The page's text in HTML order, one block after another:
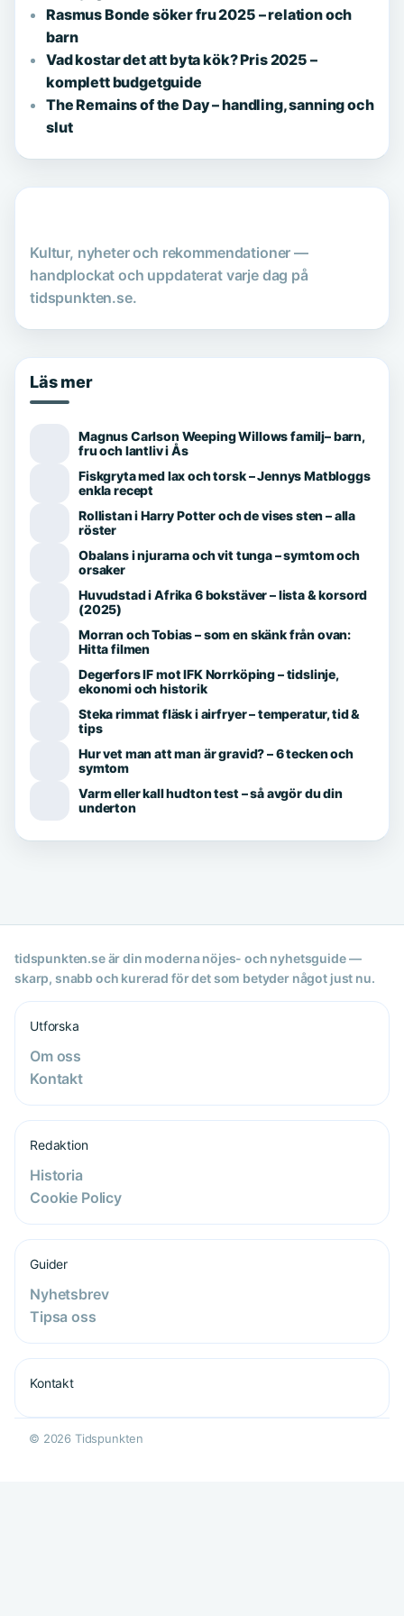
Rasmus Bonde söker fru 2025 – relation och
barn
Vad kostar det att byta kök? Pris 2025 –
komplett budgetguide
The Remains of the Day – handling, sanning och
slut
Kultur, nyheter och rekommendationer —
handplockat och uppdaterat varje dag på
tidspunkten.se.
Läs mer
Magnus Carlson Weeping Willows familj– barn,
fru och lantliv i Ås
Fiskgryta med lax och torsk – Jennys Matbloggs
enkla recept
Rollistan i Harry Potter och de vises sten – alla
röster
Obalans i njurarna och vit tunga – symtom och
orsaker
Huvudstad i Afrika 6 bokstäver – lista & korsord
(2025)
Morran och Tobias – som en skänk från ovan:
Hitta filmen
Degerfors IF mot IFK Norrköping – tidslinje,
ekonomi och historik
Steka rimmat fläsk i airfryer – temperatur, tid &
tips
Hur vet man att man är gravid? – 6 tecken och
symtom
Varm eller kall hudton test – så avgör du din
underton
tidspunkten.se är din moderna nöjes- och nyhetsguide —
skarp, snabb och kurerad för det som betyder något just nu.
Utforska
Om oss
Kontakt
Redaktion
Historia
Cookie Policy
Guider
Nyhetsbrev
Tipsa oss
Kontakt
© 2026 Tidspunkten